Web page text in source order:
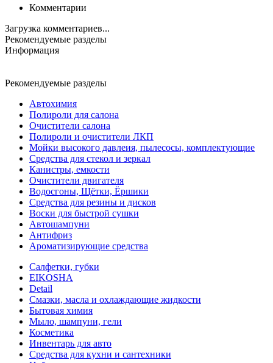
Комментарии
Загрузка комментариев...
Рекомендуемые разделы
Информация
Рекомендуемые разделы
Автохимия
Полироли для салона
Очистители салона
Полироли и очистители ЛКП
Мойки высокого давлеия, пылесосы, комплектующие
Средства для стекол и зеркал
Канистры, емкости
Очистители двигателя
Водосгоны, Щётки, Ёршики
Средства для резины и дисков
Воски для быстрой сушки
Автошампуни
Антифриз
Ароматизирующие средства
Салфетки, губки
EIKOSHA
Detail
Смазки, масла и охлаждающие жидкости
Бытовая химия
Мыло, шампуни, гели
Косметика
Инвентарь для авто
Средства для кухни и сантехники